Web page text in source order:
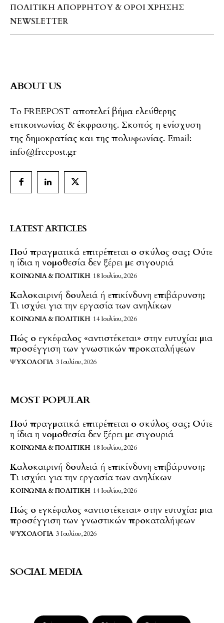
ΠΟΛΙΤΙΚΉ ΑΠΟΡΡΉΤΟΥ & ΌΡΟΙ ΧΡΉΣΗΣ
NEWSLETTER
ABOUT US
To FREEPOST αποτελεί βήμα ελεύθερης
επικοινωνίας & έκφρασης. Σκοπός η ενίσχυση
της δημοκρατίας και της πολυφωνίας. Email:
info@freepost.gr
LATEST ARTICLES
Πού πραγματικά επιτρέπεται ο σκύλος σας; Ούτε
η ίδια η νομοθεσία δεν ξέρει με σιγουριά
ΚΟΙΝΩΝΊΑ & ΠΟΛΙΤΙΚΉ 18 Ιουλίου, 2026
Καλοκαιρινή δουλειά ή επικίνδυνη επιβάρυνση;
Τι ισχύει για την εργασία των ανηλίκων
ΚΟΙΝΩΝΊΑ & ΠΟΛΙΤΙΚΉ 14 Ιουλίου, 2026
Πώς ο εγκέφαλος «αντιστέκεται» στην ευτυχία: μια
προσέγγιση των γνωστικών προκαταλήψεων
ΨΥΧΟΛΟΓΊΑ 3 Ιουλίου, 2026
MOST POPULAR
Πού πραγματικά επιτρέπεται ο σκύλος σας; Ούτε
η ίδια η νομοθεσία δεν ξέρει με σιγουριά
ΚΟΙΝΩΝΊΑ & ΠΟΛΙΤΙΚΉ 18 Ιουλίου, 2026
Καλοκαιρινή δουλειά ή επικίνδυνη επιβάρυνση;
Τι ισχύει για την εργασία των ανηλίκων
ΚΟΙΝΩΝΊΑ & ΠΟΛΙΤΙΚΉ 14 Ιουλίου, 2026
Πώς ο εγκέφαλος «αντιστέκεται» στην ευτυχία: μια
προσέγγιση των γνωστικών προκαταλήψεων
ΨΥΧΟΛΟΓΊΑ 3 Ιουλίου, 2026
SOCIAL MEDIA